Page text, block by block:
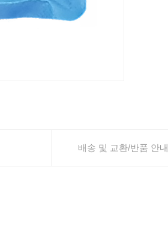
배송 및 교환/반품 안내